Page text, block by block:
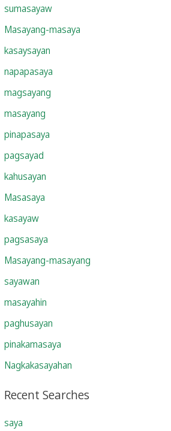
sumasayaw
Masayang-masaya
kasaysayan
napapasaya
magsayang
masayang
pinapasaya
pagsayad
kahusayan
Masasaya
kasayaw
pagsasaya
Masayang-masayang
sayawan
masayahin
paghusayan
pinakamasaya
Nagkakasayahan
Recent Searches
saya